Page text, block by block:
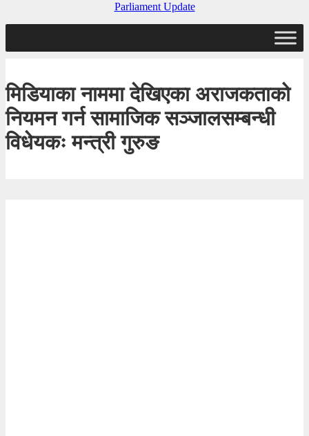
Parliament Update
मिडियाका नाममा देखिएका अराजकताको
नियमन गर्न सामाजिक सञ्जालसम्बन्धी
विधेयकः मन्त्री गुरुङ